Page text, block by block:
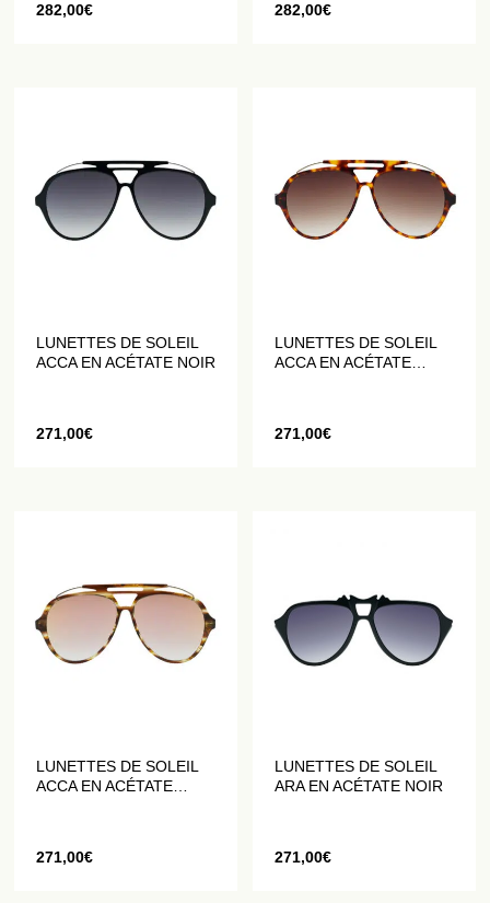
282,00€
282,00€
LUNETTES DE SOLEIL
ACCA EN ACÉTATE NOIR
271,00€
LUNETTES DE SOLEIL
ACCA EN ACÉTATE
271,00€
LUNETTES DE SOLEIL
ACCA EN ACÉTATE
271,00€
LUNETTES DE SOLEIL
ARA EN ACÉTATE NOIR
271,00€